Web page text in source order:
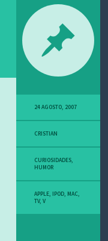
24 AGOSTO, 2007
CRISTIAN
CURIOSIDADES,
HUMOR
APPLE, IPOD, MAC,
TV,V